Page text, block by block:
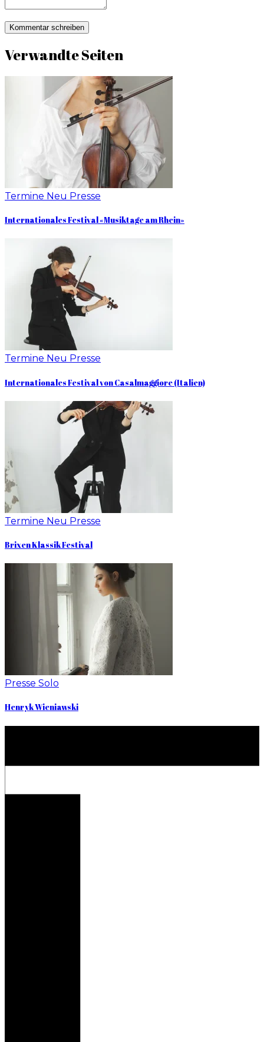
Verwandte Seiten
Termine Neu Presse
Internationales Festival «Musiktage am Rhein»
Termine Neu Presse
Internationales Festival von Casalmaggiore (Italien)
Termine Neu Presse
Brixen Klassik Festival
Presse Solo
Henryk Wieniawski